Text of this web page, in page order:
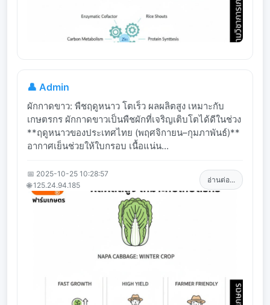
👤 Admin
ผักกาดขาว: พืชฤดูหนาว โตเร็ว ผลผลิตสูง เหมาะกับ
เกษตรกร ผักกาดขาวเป็นพืชผักที่เจริญเติบโตได้ดีในช่วง
**ฤดูหนาวของประเทศไทย (พฤศจิกายน–กุมภาพันธ์)**
อากาศเย็นช่วยให้ใบกรอบ เนื้อแน่น...
📅 2025-10-25 10:28:57
🌐 125.24.94.185
อ่านต่อ...